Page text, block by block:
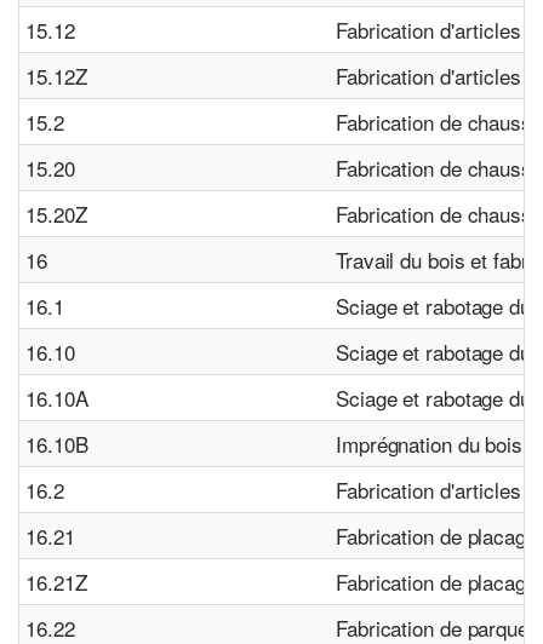
15.12
Fabrication d'articles
15.12Z
Fabrication d'articles
15.2
Fabrication de
15.20
Fabrication de
15.20Z
Fabrication de
16
Travail du bois et
16.1
Sciage et rabotage du
16.10
Sciage et rabotage du
16.10A
Sciage et rabotage du
16.10B
Imprégnation du bois
16.2
Fabrication d'articles
16.21
Fabrication de
16.21Z
Fabrication de
16.22
Fabrication de